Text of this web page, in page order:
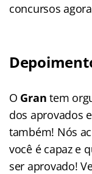
concursos
O Gran tem
dos aprovados
também! Nós
você é capaz e
ser aprovado!